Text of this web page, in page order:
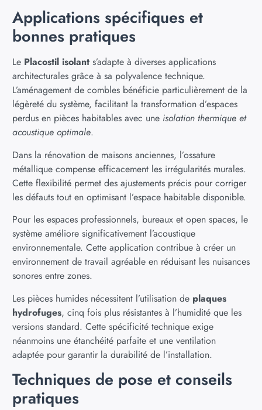
Applications spécifiques et
bonnes pratiques
Le Placostil isolant s’adapte à diverses applications
architecturales grâce à sa polyvalence technique.
L’aménagement de combles bénéficie particulièrement de la
légèreté du système, facilitant la transformation d’espaces
perdus en pièces habitables avec une isolation thermique et
acoustique optimale.
Dans la rénovation de maisons anciennes, l’ossature
métallique compense efficacement les irrégularités murales.
Cette flexibilité permet des ajustements précis pour corriger
les défauts tout en optimisant l’espace habitable disponible.
Pour les espaces professionnels, bureaux et open spaces, le
système améliore significativement l’acoustique
environnementale. Cette application contribue à créer un
environnement de travail agréable en réduisant les nuisances
sonores entre zones.
Les pièces humides nécessitent l’utilisation de plaques
hydrofuges, cinq fois plus résistantes à l’humidité que les
versions standard. Cette spécificité technique exige
néanmoins une étanchéité parfaite et une ventilation
adaptée pour garantir la durabilité de l’installation.
Techniques de pose et conseils
pratiques